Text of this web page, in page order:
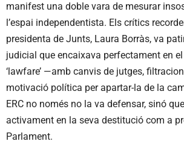
manifest una doble vara de mesurar
l’espai independentista. Els crítics
presidenta de Junts, Laura Borràs, va
judicial que encaixava perfectament en
‘lawfare’ —amb canvis de jutges,
motivació política per apartar-la de la
ERC no només no la va defensar, sinó
activament en la seva destitució com a
Parlament.